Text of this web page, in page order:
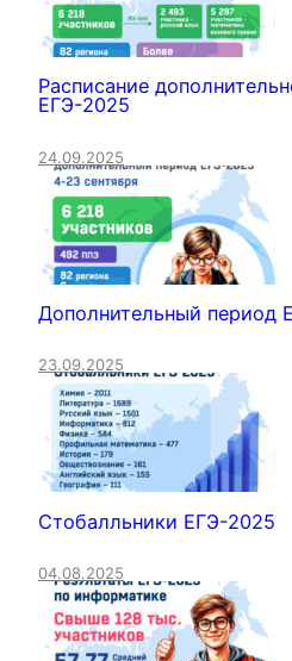
Расписание
ЕГЭ-2025
24.09.2025
Дополнительный период
23.09.2025
Стобалльники ЕГЭ-2025
04.08.2025